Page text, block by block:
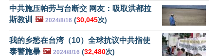
中共施压帕劳与台断交 网友：吸取洪都拉
斯教训
🖼️ 2024/8/16 (30,045次)
我的乡愁在台湾（10）全球抗议中共指使
泰警施暴 🖼️ 2024/8/16 (32,480次)